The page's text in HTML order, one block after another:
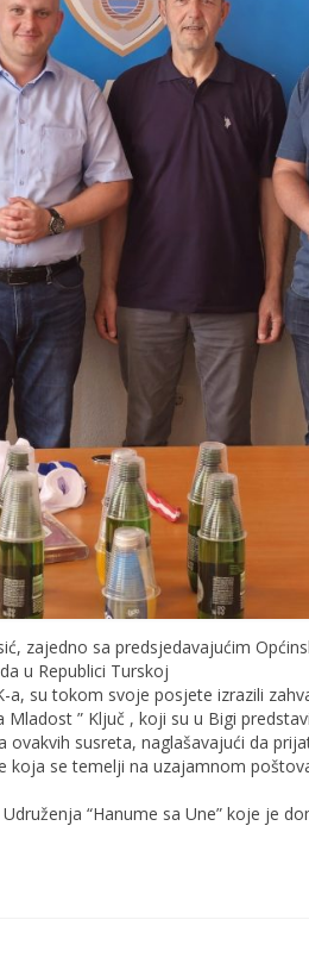
zajedno sa predsjedavajućim
u Republici Turskoj
a, su tokom svoje posjete izrazili
” Ključ , koji su u Bigi
ovakvih susreta, naglašavajući da
koja se temelji na uzajamnom
“Hanume sa Une” koje je